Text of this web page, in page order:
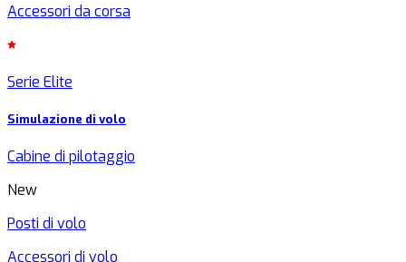
Accessori da corsa
Serie Elite
Simulazione di volo
Cabine di pilotaggio
New
Posti di volo
Accessori di volo